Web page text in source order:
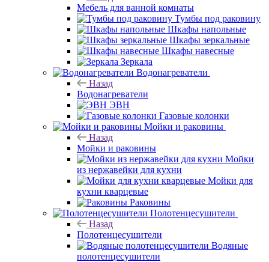
Мебель для ванной комнаты
Тумбы под раковину
Шкафы напольные
Шкафы зеркальные
Шкафы навесные
Зеркала
Водонагреватели
Назад
Водонагреватели
ЭВН
Газовые колонки
Мойки и раковины
Назад
Мойки и раковины
Мойки
из нержавейки для кухни
Мойки для
кухни кварцевые
Раковины
Полотенцесушители
Назад
Полотенцесушители
Водяные
полотенцесушители